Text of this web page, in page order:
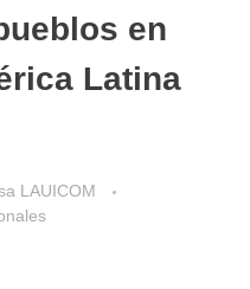
en
Latina
LAUICOM